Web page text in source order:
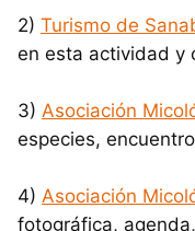
2) Turismo de
en esta actividad y
3) Asociación
especies,
4) Asociación
fotográfica,